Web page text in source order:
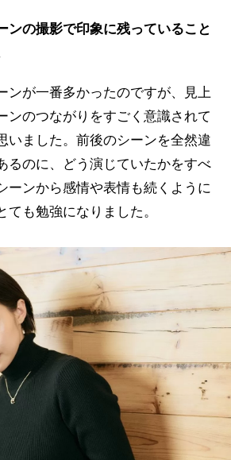
の撮影で印象に残っていること
ンが一番多かったのですが、見上
ンのつながりをすごく意識されて
いました。前後のシーンを全然違
るのに、どう演じていたかをすべ
ーンから感情や表情も続くように
も勉強になりました。